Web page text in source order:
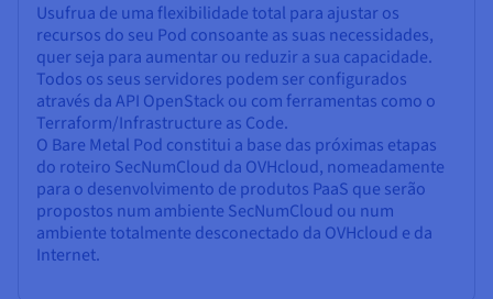
Usufrua de uma flexibilidade total para ajustar os
recursos do seu Pod consoante as suas necessidades,
quer seja para aumentar ou reduzir a sua capacidade.
Todos os seus servidores podem ser configurados
através da API OpenStack ou com ferramentas como o
Terraform/Infrastructure as Code.
O Bare Metal Pod constitui a base das próximas etapas
do roteiro SecNumCloud da OVHcloud, nomeadamente
para o desenvolvimento de produtos PaaS que serão
propostos num ambiente SecNumCloud ou num
ambiente totalmente desconectado da OVHcloud e da
Internet.